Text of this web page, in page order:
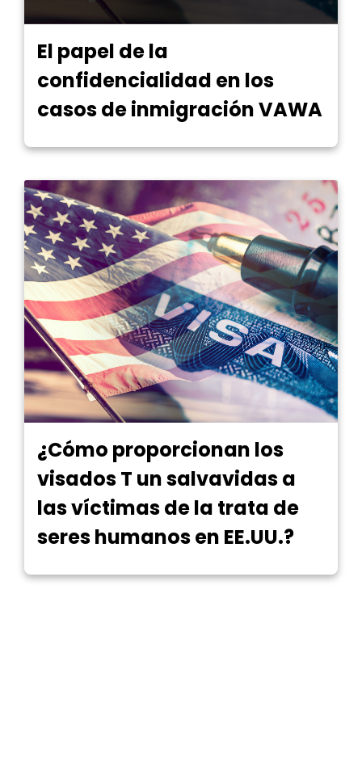
El papel de la
confidencialidad en los
casos de inmigración VAWA
¿Cómo proporcionan los
visados T un salvavidas a
las víctimas de la trata de
seres humanos en EE.UU.?